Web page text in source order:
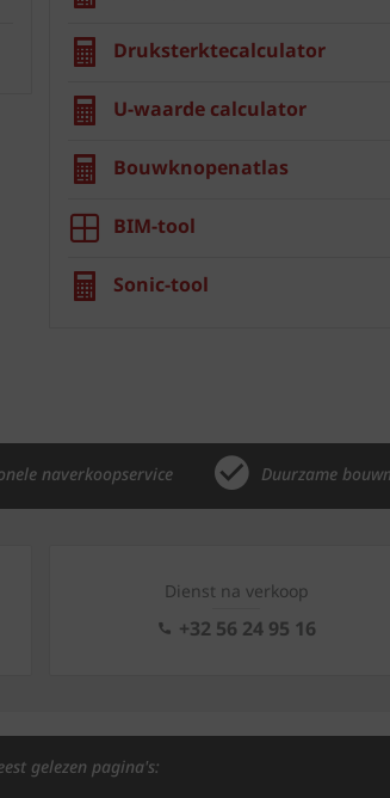
Druksterktecalculator
U-waarde calculator
Bouwknopenatlas
BIM-tool
Sonic-tool
naverkoopservice Duurzame
Dienst na verkoop
+32 56 24 95 16
gelezen pagina's: